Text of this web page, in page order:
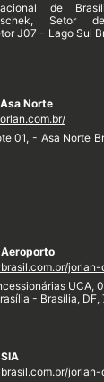
de
Setor
J07 - Lago Sul
Norte
01, - Asa Norte
jorlan-
UCA,
- Brasília,
jorlan-